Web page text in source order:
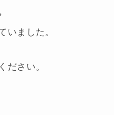
いました。
ださい。